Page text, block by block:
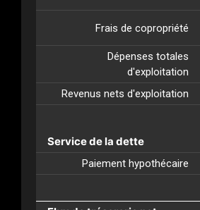
Frais de copropriété
Dépenses totales
d'exploitation
Revenus nets d'exploitation
Service de la dette
Paiement hypothécaire